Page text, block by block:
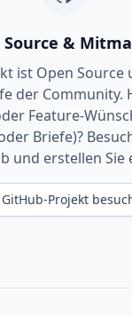
Source &
ist Open Source
der Community.
Feature-
Briefe)?
und erstellen Sie
GitHub-Projekt